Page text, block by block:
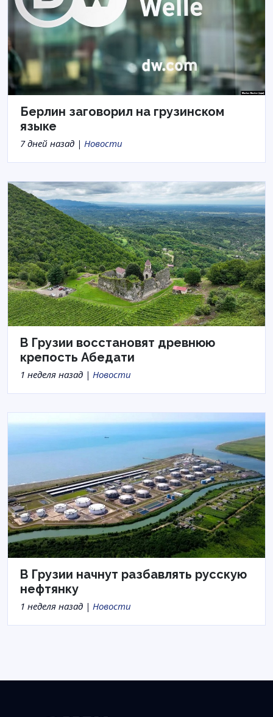
Берлин заговорил на грузинском
языке
7 дней назад | Новости
В Грузии восстановят древнюю
крепость Абедати
1 неделя назад | Новости
В Грузии начнут разбавлять русскую
нефтянку
1 неделя назад | Новости